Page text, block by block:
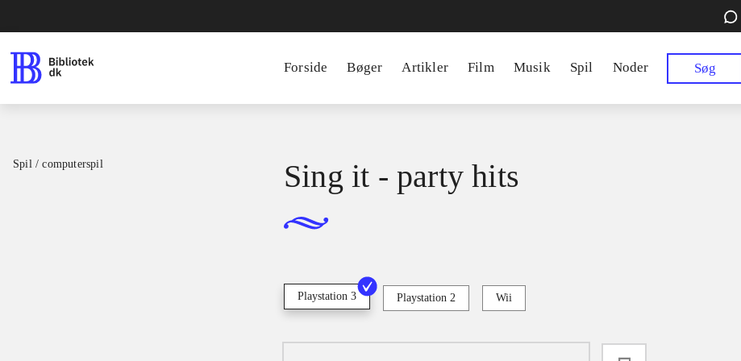
Forside Bøger Artikler Film Musik Spil Noder Søg
Spil / computerspil Sing it - party hits
Playstation 3 Playstation 2 Wii